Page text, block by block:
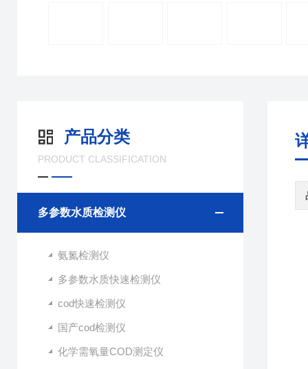
产品分类
PRODUCT CLASSIFICATION
多参数水质检测仪
氨氮检测仪
多参数水质快速检测仪
cod快速检测仪
国产cod检测仪
化学需氧量COD测定仪